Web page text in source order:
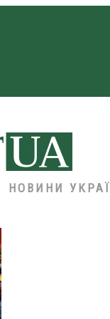
НОВИНИ